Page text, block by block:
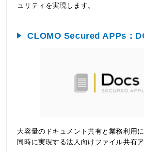
ュリティを実現します。
CLOMO Secured APPs：
大容量のドキュメント共有と業務利用
同時に実現する法人向けファイル共有ア